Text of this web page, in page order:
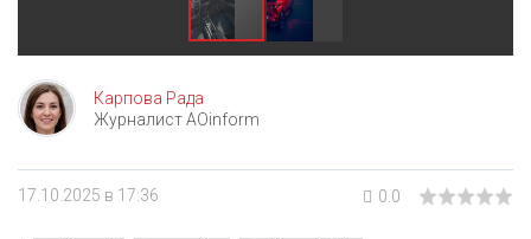
Карпова Рада
Журналист AOinform
17.10.2025 в 17:36 0.0